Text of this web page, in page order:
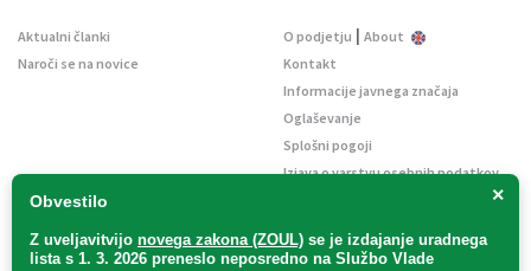
×
Obvestilo
Z uveljavitvijo novega zakona (ZOUL) se je izdajanje uradnega
lista s 1. 3. 2026 preneslo neposredno na Službo Vlade
Aktualni članki
Naroči se na novice
O podjetju | About
Kontakt
Informacije javnega značaja
Oglaševanje
Splošni pogoji
Izjava o varstvu osebnih podatkov